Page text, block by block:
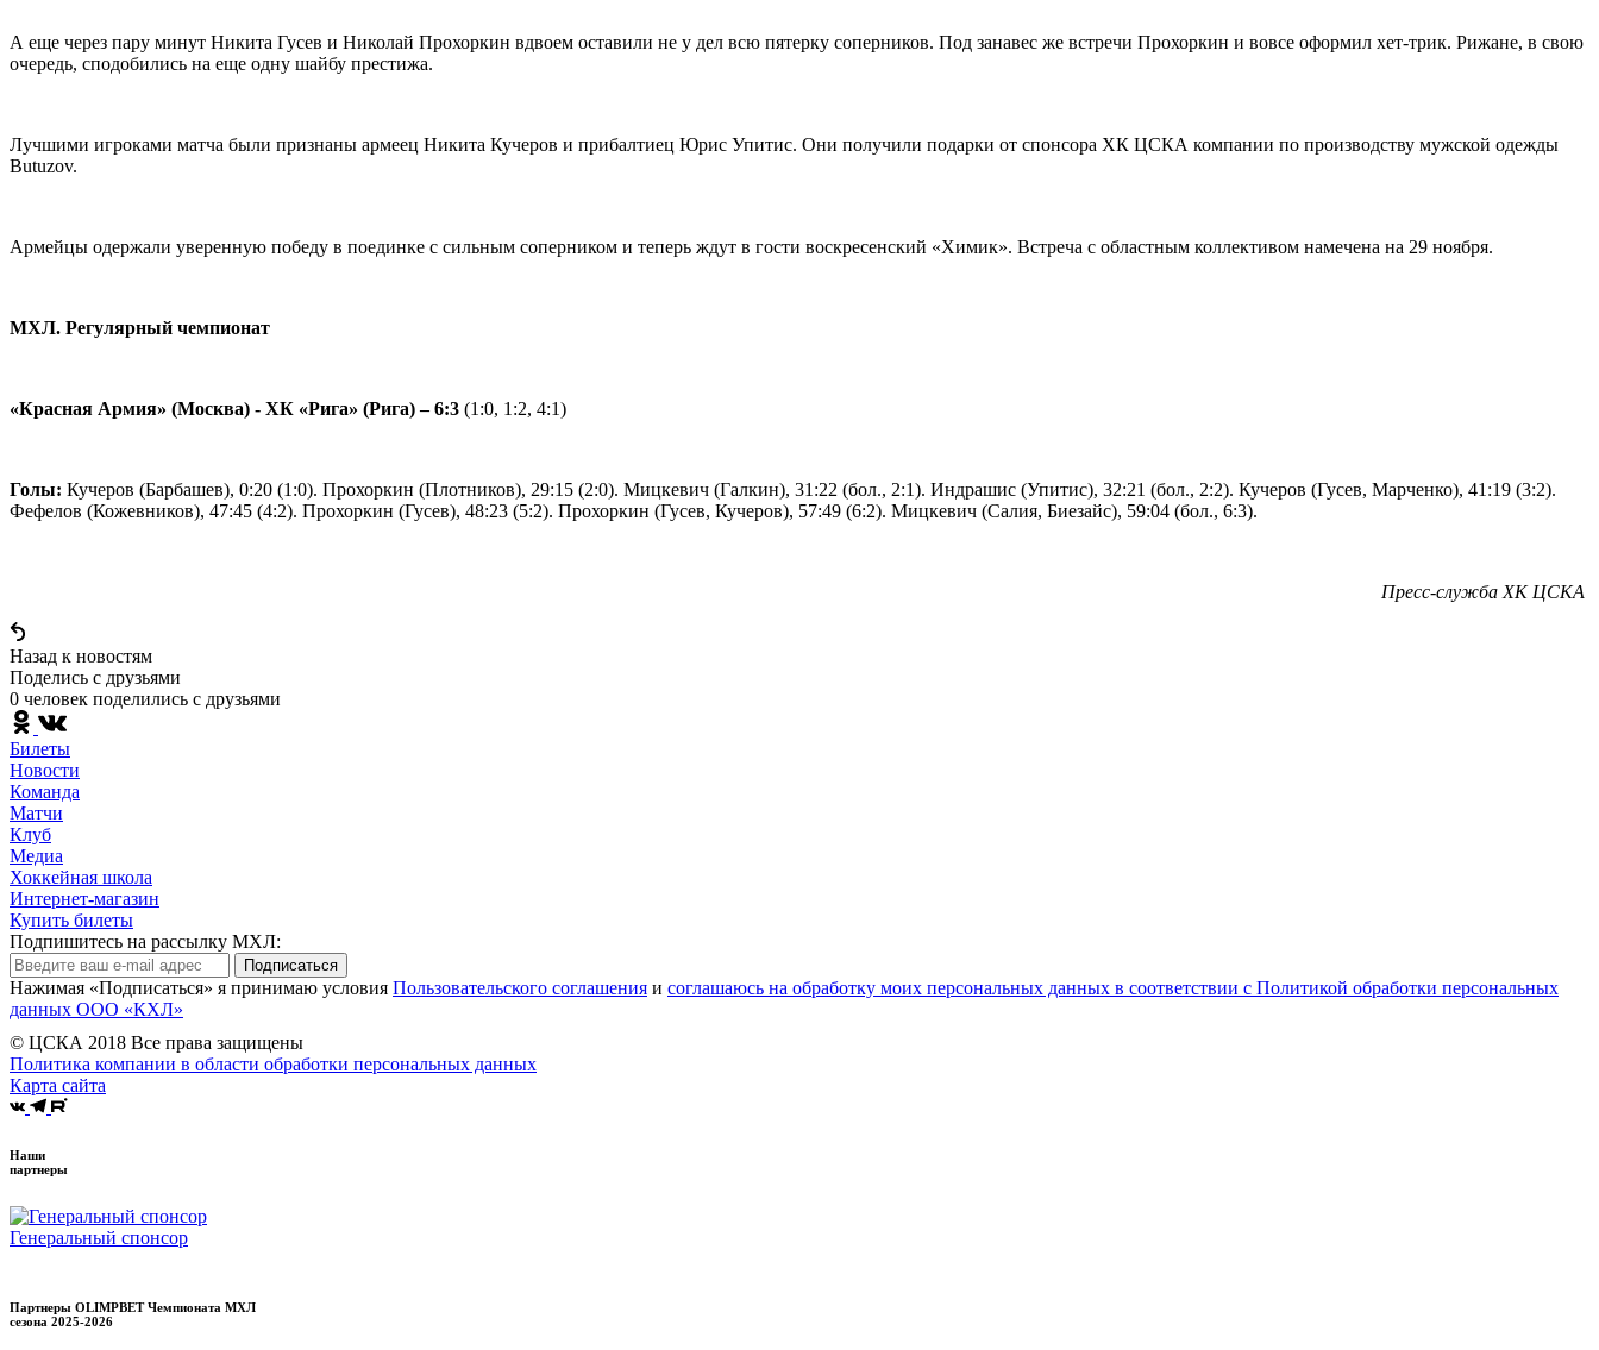
А еще через пару минут Никита Гусев и Николай Прохоркин вдвоем оставили не у дел всю пятерку соперников. Под занавес же встречи Прохоркин и вовсе оформил хет-трик. Рижане, в свою
очередь, сподобились на еще одну шайбу престижа.
Лучшими игроками матча были признаны армеец Никита Кучеров и прибалтиец Юрис Упитис. Они получили подарки от спонсора ХК ЦСКА компании по производству мужской одежды
Butuzov.
Армейцы одержали уверенную победу в поединке с сильным соперником и теперь ждут в гости воскресенский «Химик». Встреча с областным коллективом намечена на 29 ноября.
МХЛ. Регулярный чемпионат
«Красная Армия» (Москва) - ХК «Рига» (Рига) – 6:3 (1:0, 1:2, 4:1)
Голы: Кучеров (Барбашев), 0:20 (1:0). Прохоркин (Плотников), 29:15 (2:0). Мицкевич (Галкин), 31:22 (бол., 2:1). Индрашис (Упитис), 32:21 (бол., 2:2). Кучеров (Гусев, Марченко), 41:19 (3:2).
Фефелов (Кожевников), 47:45 (4:2). Прохоркин (Гусев), 48:23 (5:2). Прохоркин (Гусев, Кучеров), 57:49 (6:2). Мицкевич (Салия, Биезайс), 59:04 (бол., 6:3).
Пресс-служба ХК ЦСКА
Назад к новостям
Поделись c друзьями
0 человек поделились c друзьями
Билеты
Новости
Команда
Матчи
Клуб
Медиа
Хоккейная школа
Интернет-магазин
Купить билеты
Подпишитесь на рассылку МХЛ:
Подписаться
Нажимая «Подписаться» я принимаю условия Пользовательского соглашения и соглашаюсь на обработку моих персональных данных в соответствии с Политикой обработки персональных
данных ООО «КХЛ»
© ЦСКА 2018 Все права защищены
Политика компании в области обработки персональных данных
Карта сайта
Наши
партнеры
Генеральный спонсор
Партнеры OLIMPBET Чемпионата МХЛ
сезона 2025-2026